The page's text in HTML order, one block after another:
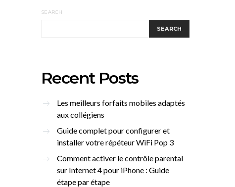
SEARCH
SEARCH
Recent Posts
Les meilleurs forfaits mobiles adaptés
aux collégiens
Guide complet pour configurer et
installer votre répéteur WiFi Pop 3
Comment activer le contrôle parental
sur Internet 4 pour iPhone : Guide
étape par étape